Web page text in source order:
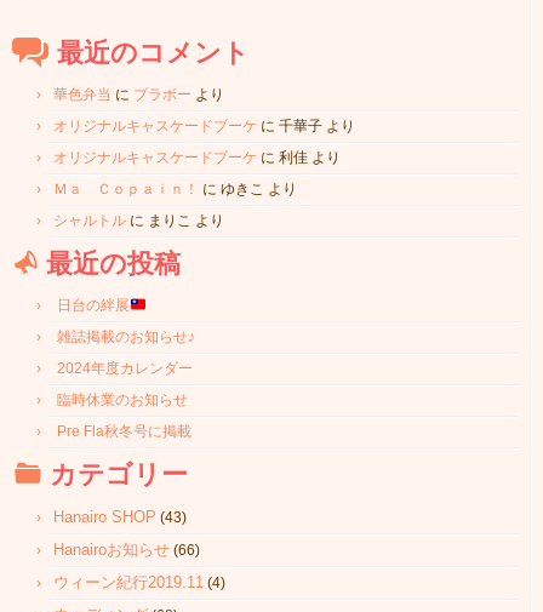
最近のコメント
華色弁当 に ブラボー より
オリジナルキャスケードブーケ に 千華子 より
オリジナルキャスケードブーケ に 利佳 より
Ｍａ Ｃｏｐａｉｎ！
に ゆきこ より
シャルトル に まりこ より
最近の投稿
日台の絆展
雑誌掲載のお知らせ♪
2024年度カレンダー
臨時休業のお知らせ
Pre Fla秋冬号に掲載
カテゴリー
Hanairo SHOP (43)
Hanairoお知らせ (66)
ウィーン紀行2019.11 (4)